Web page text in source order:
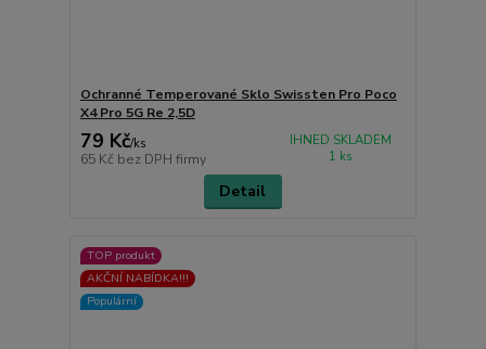
Ochranné Temperované Sklo Swissten Pro Poco
X4 Pro 5G Re 2,5D
79 Kč/ks
65 Kč bez DPH firmy
IHNED SKLADEM
1 ks
Detail
TOP produkt
AKČNÍ NABÍDKA!!!
Populární